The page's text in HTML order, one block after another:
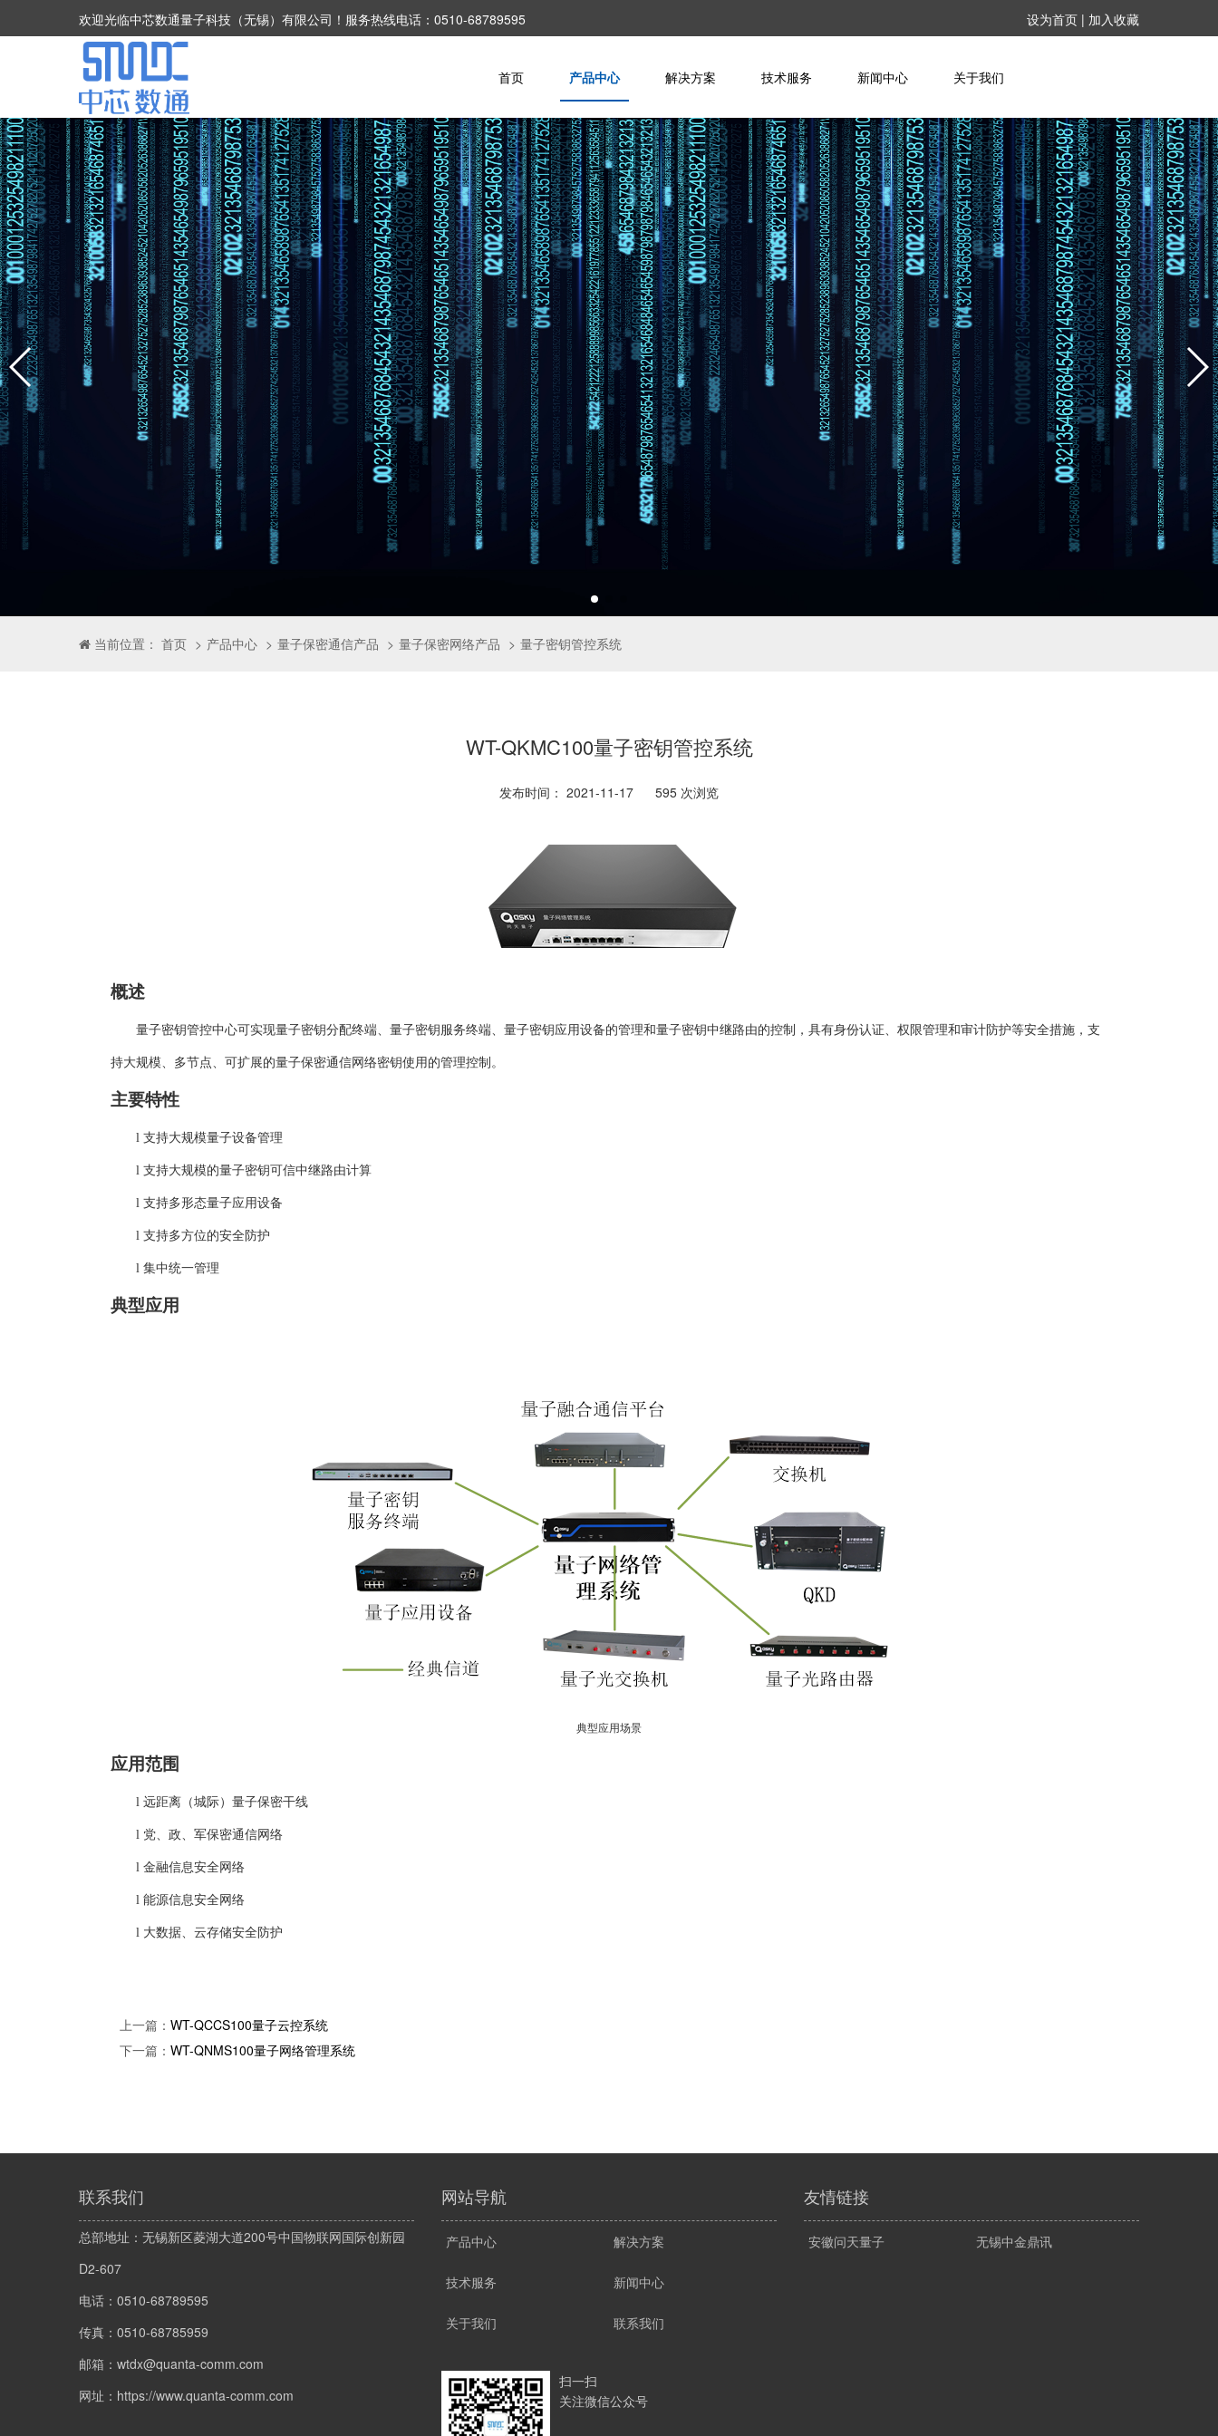
欢迎光临中芯数通量子科技（无锡）有限公司！服务热线电话：0510-68789595 设为首页 | 加入收藏
首页 产品中心 解决方案 技术服务 新闻中心 关于我们
当前位置： 首页 产品中心 量子保密通信产品 量子保密网络产品 量子密钥管控系统
WT-QKMC100量子密钥管控系统
发布时间： 2021-11-17 595 次浏览
概述
量子密钥管控中心可实现量子密钥分配终端、量子密钥服务终端、量子密钥应用设备的管理和量子密钥中继路由的控制，具有身份认证、权限管理和审计防护等安全措施，支
持大规模、多节点、可扩展的量子保密通信网络密钥使用的管理控制。
主要特性
l 支持大规模量子设备管理
l 支持大规模的量子密钥可信中继路由计算
l 支持多形态量子应用设备
l 支持多方位的安全防护
l 集中统一管理
典型应用
典型应用场景
应用范围
l 远距离（城际）量子保密干线
l 党、政、军保密通信网络
l 金融信息安全网络
l 能源信息安全网络
l 大数据、云存储安全防护
上一篇： WT-QCCS100量子云控系统
下一篇： WT-QNMS100量子网络管理系统
联系我们
总部地址：无锡新区菱湖大道200号中国物联网国际创新园
D2-607
电话：0510-68789595
传真：0510-68785959
邮箱：wtdx@quanta-comm.com
网址：https://www.quanta-comm.com
网站导航
产品中心 解决方案
技术服务 新闻中心
关于我们 联系我们
扫一扫
关注微信公众号
友情链接
安徽问天量子 无锡中金鼎讯